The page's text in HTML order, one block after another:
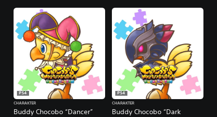
Buddy Chocobo “Dancer”
PS4
CHARAKTER
Buddy Chocobo “Dark
PS4
CHARAKTER